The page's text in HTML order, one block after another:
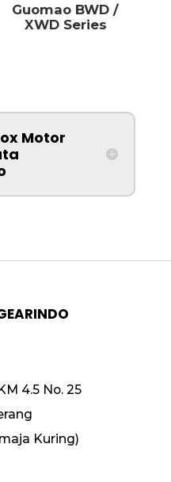
Guomao BWD /
XWD Series
Motor
4.5 No. 25
Kuring)